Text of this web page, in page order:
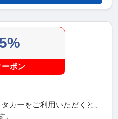
5%
ーポン
カーをご利用いただくと、
。